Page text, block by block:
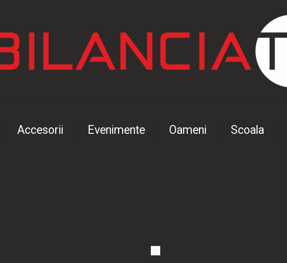
Accesorii Evenimente Oameni Scoala